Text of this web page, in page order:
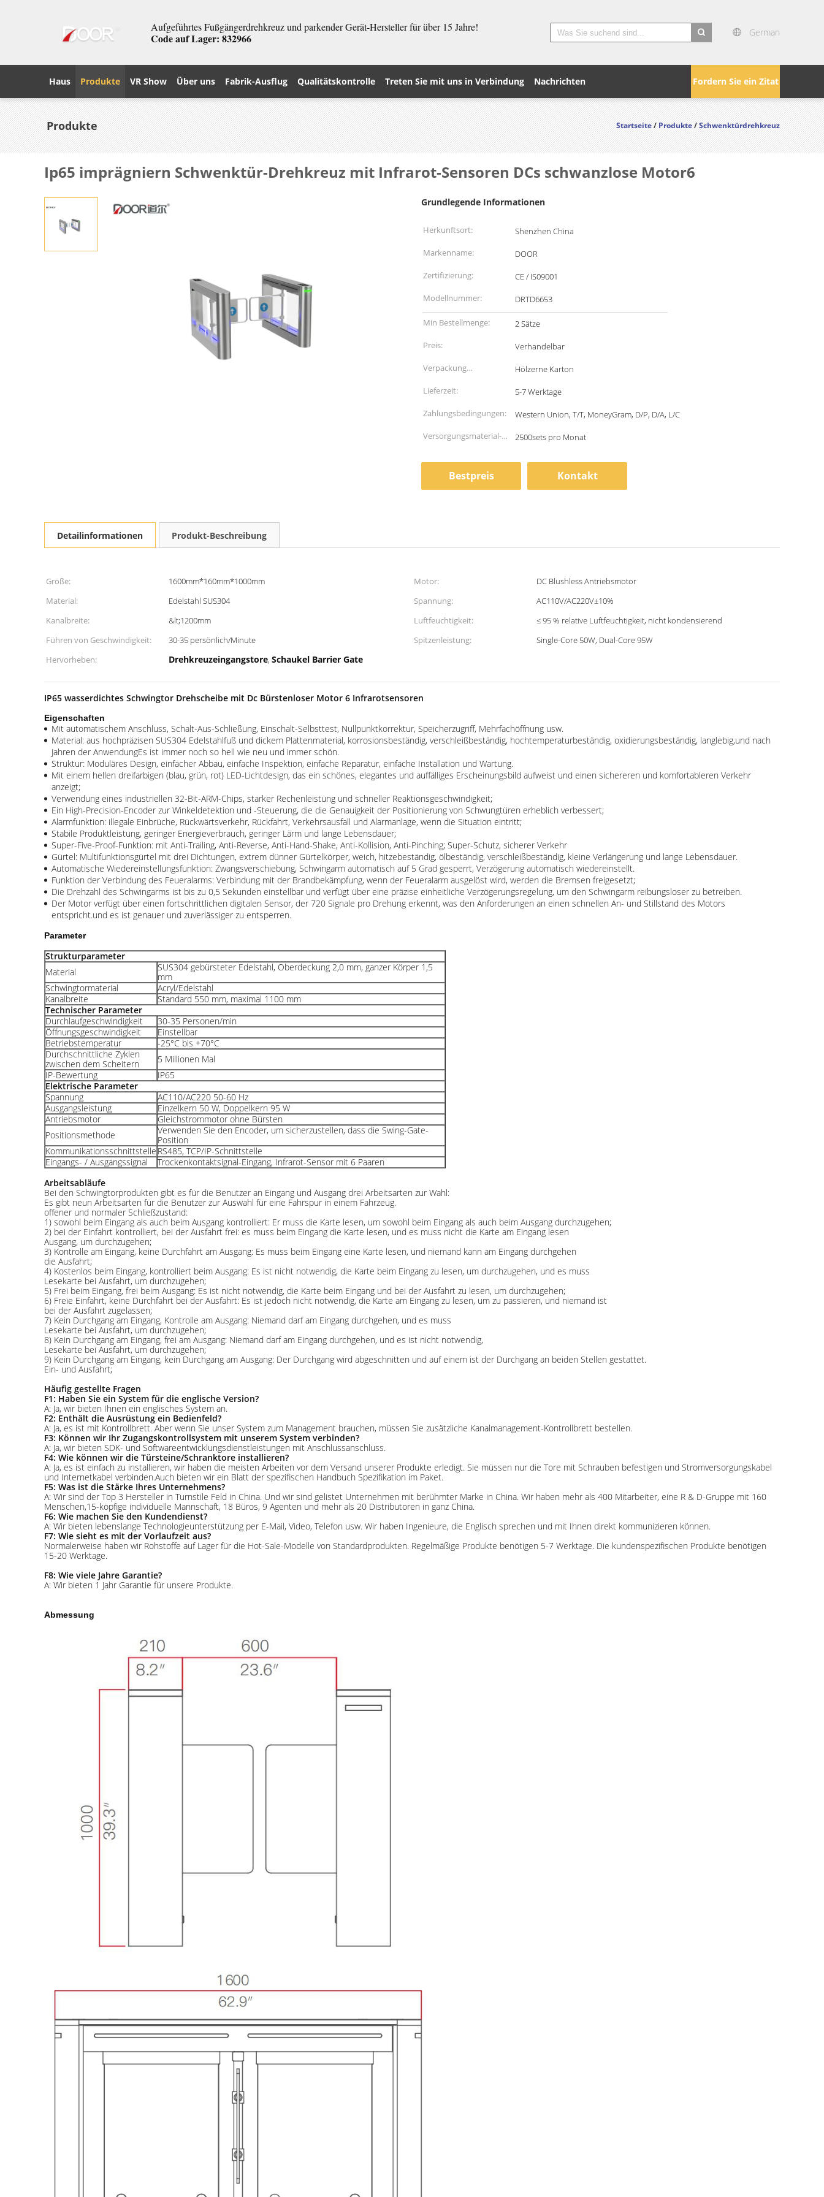
Aufgeführtes Fußgängerdrehkreuz und parkender Gerät-Hersteller für über 15 Jahre!
Code auf Lager: 832966 German
Fordern Sie ein Zitat
Haus Produkte VR Show Über uns Fabrik-Ausflug Qualitätskontrolle Treten Sie mit uns in Verbindung Nachrichten
Produkte Startseite/Produkte/Schwenktürdrehkreuz
Ip65 imprägniern Schwenktür-Drehkreuz mit Infrarot-Sensoren DCs schwanzlose Motor6
Grundlegende Informationen
Herkunftsort:
Shenzhen China
Markenname:
DOOR
Zertifizierung:
CE / IS09001
Modellnummer:
DRTD6653
Min Bestellmenge:
2 Sätze
Preis:
Verhandelbar
Verpackung
Informationen:
Hölzerne Karton
Lieferzeit:
5-7 Werktage
Zahlungsbedingungen:
Western Union, T/T, MoneyGram, D/P, D/A, L/C
Versorgungsmaterial-
2500sets pro Monat
Bestpreis Kontakt
Detailinformationen Produkt-Beschreibung
Größe: 1600mm*160mm*1000mm Motor:
DC Blushless Antriebsmotor
Material:
Edelstahl SUS304 Spannung:
AC110V/AC220V±10%
Kanalbreite:
&lt;1200mm Luftfeuchtigkeit:
≤ 95 % relative Luftfeuchtigkeit, nicht kondensierend
Führen von Geschwindigkeit:
30-35 persönlich/Minute Spitzenleistung:
Single-Core 50W, Dual-Core 95W
Hervorheben:
Drehkreuzeingangstore, Schaukel Barrier Gate
IP65 wasserdichtes Schwingtor Drehscheibe mit Dc Bürstenloser Motor 6 Infrarotsensoren
Eigenschaften
Mit automatischem Anschluss, Schalt-Aus-Schließung, Einschalt-Selbsttest, Nullpunktkorrektur, Speicherzugriff, Mehrfachöffnung usw.
Material: aus hochpräzisen SUS304 Edelstahlfuß und dickem Plattenmaterial, korrosionsbeständig, verschleißbeständig, hochtemperaturbeständig, oxidierungsbeständig, langlebig,und nach
Jahren der AnwendungEs ist immer noch so hell wie neu und immer schön.
Struktur: Moduläres Design, einfacher Abbau, einfache Inspektion, einfache Reparatur, einfache Installation und Wartung.
Mit einem hellen dreifarbigen (blau, grün, rot) LED-Lichtdesign, das ein schönes, elegantes und auffälliges Erscheinungsbild aufweist und einen sichereren und komfortableren Verkehr
anzeigt;
Verwendung eines industriellen 32-Bit-ARM-Chips, starker Rechenleistung und schneller Reaktionsgeschwindigkeit;
Ein High-Precision-Encoder zur Winkeldetektion und -Steuerung, die die Genauigkeit der Positionierung von Schwungtüren erheblich verbessert;
Alarmfunktion: illegale Einbrüche, Rückwärtsverkehr, Rückfahrt, Verkehrsausfall und Alarmanlage, wenn die Situation eintritt;
Stabile Produktleistung, geringer Energieverbrauch, geringer Lärm und lange Lebensdauer;
Super-Five-Proof-Funktion: mit Anti-Trailing, Anti-Reverse, Anti-Hand-Shake, Anti-Kollision, Anti-Pinching; Super-Schutz, sicherer Verkehr
Gürtel: Multifunktionsgürtel mit drei Dichtungen, extrem dünner Gürtelkörper, weich, hitzebeständig, ölbeständig, verschleißbeständig, kleine Verlängerung und lange Lebensdauer.
Automatische Wiedereinstellungsfunktion: Zwangsverschiebung, Schwingarm automatisch auf 5 Grad gesperrt, Verzögerung automatisch wiedereinstellt.
Funktion der Verbindung des Feueralarms: Verbindung mit der Brandbekämpfung, wenn der Feueralarm ausgelöst wird, werden die Bremsen freigesetzt;
Die Drehzahl des Schwingarms ist bis zu 0,5 Sekunden einstellbar und verfügt über eine präzise einheitliche Verzögerungsregelung, um den Schwingarm reibungsloser zu betreiben.
Der Motor verfügt über einen fortschrittlichen digitalen Sensor, der 720 Signale pro Drehung erkennt, was den Anforderungen an einen schnellen An- und Stillstand des Motors
entspricht.und es ist genauer und zuverlässiger zu entsperren.
Parameter
Strukturparameter
Material
SUS304 gebürsteter Edelstahl, Oberdeckung 2,0 mm, ganzer Körper 1,5
mm
Schwingtormaterial
Acryl/Edelstahl
Kanalbreite
Standard 550 mm, maximal 1100 mm
Technischer Parameter
Durchlaufgeschwindigkeit
30-35 Personen/min
Öffnungsgeschwindigkeit
Einstellbar
Betriebstemperatur
-25°C bis +70°C
Durchschnittliche Zyklen
zwischen dem Scheitern
5 Millionen Mal
IP-Bewertung
IP65
Elektrische Parameter
Spannung
AC110/AC220 50-60 Hz
Ausgangsleistung
Einzelkern 50 W, Doppelkern 95 W
Antriebsmotor
Gleichstrommotor ohne Bürsten
Positionsmethode
Verwenden Sie den Encoder, um sicherzustellen, dass die Swing-Gate-
Position
Kommunikationsschnittstelle RS485, TCP/IP-Schnittstelle
Eingangs- / Ausgangssignal
Trockenkontaktsignal-Eingang, Infrarot-Sensor mit 6 Paaren
Arbeitsabläufe
Bei den Schwingtorprodukten gibt es für die Benutzer an Eingang und Ausgang drei Arbeitsarten zur Wahl:
Es gibt neun Arbeitsarten für die Benutzer zur Auswahl für eine Fahrspur in einem Fahrzeug.
offener und normaler Schließzustand:
1) sowohl beim Eingang als auch beim Ausgang kontrolliert: Er muss die Karte lesen, um sowohl beim Eingang als auch beim Ausgang durchzugehen;
2) bei der Einfahrt kontrolliert, bei der Ausfahrt frei: es muss beim Eingang die Karte lesen, und es muss nicht die Karte am Eingang lesen
Ausgang, um durchzugehen;
3) Kontrolle am Eingang, keine Durchfahrt am Ausgang: Es muss beim Eingang eine Karte lesen, und niemand kann am Eingang durchgehen
die Ausfahrt;
4) Kostenlos beim Eingang, kontrolliert beim Ausgang: Es ist nicht notwendig, die Karte beim Eingang zu lesen, um durchzugehen, und es muss
Lesekarte bei Ausfahrt, um durchzugehen;
5) Frei beim Eingang, frei beim Ausgang: Es ist nicht notwendig, die Karte beim Eingang und bei der Ausfahrt zu lesen, um durchzugehen;
6) Freie Einfahrt, keine Durchfahrt bei der Ausfahrt: Es ist jedoch nicht notwendig, die Karte am Eingang zu lesen, um zu passieren, und niemand ist
bei der Ausfahrt zugelassen;
7) Kein Durchgang am Eingang, Kontrolle am Ausgang: Niemand darf am Eingang durchgehen, und es muss
Lesekarte bei Ausfahrt, um durchzugehen;
8) Kein Durchgang am Eingang, frei am Ausgang: Niemand darf am Eingang durchgehen, und es ist nicht notwendig,
Lesekarte bei Ausfahrt, um durchzugehen;
9) Kein Durchgang am Eingang, kein Durchgang am Ausgang: Der Durchgang wird abgeschnitten und auf einem ist der Durchgang an beiden Stellen gestattet.
Ein- und Ausfahrt;
Häufig gestellte Fragen
F1: Haben Sie ein System für die englische Version?
A: Ja, wir bieten Ihnen ein englisches System an.
F2: Enthält die Ausrüstung ein Bedienfeld?
A: Ja, es ist mit Kontrollbrett. Aber wenn Sie unser System zum Management brauchen, müssen Sie zusätzliche Kanalmanagement-Kontrollbrett bestellen.
F3: Können wir Ihr Zugangskontrollsystem mit unserem System verbinden?
A: Ja, wir bieten SDK- und Softwareentwicklungsdienstleistungen mit Anschlussanschluss.
F4: Wie können wir die Türsteine/Schranktore installieren?
A: Ja, es ist einfach zu installieren, wir haben die meisten Arbeiten vor dem Versand unserer Produkte erledigt. Sie müssen nur die Tore mit Schrauben befestigen und Stromversorgungskabel
und Internetkabel verbinden.Auch bieten wir ein Blatt der spezifischen Handbuch Spezifikation im Paket.
F5: Was ist die Stärke Ihres Unternehmens?
A: Wir sind der Top 3 Hersteller in Turnstile Feld in China. Und wir sind gelistet Unternehmen mit berühmter Marke in China. Wir haben mehr als 400 Mitarbeiter, eine R & D-Gruppe mit 160
Menschen,15-köpfige individuelle Mannschaft, 18 Büros, 9 Agenten und mehr als 20 Distributoren in ganz China.
F6: Wie machen Sie den Kundendienst?
A: Wir bieten lebenslange Technologieunterstützung per E-Mail, Video, Telefon usw. Wir haben Ingenieure, die Englisch sprechen und mit Ihnen direkt kommunizieren können.
F7: Wie sieht es mit der Vorlaufzeit aus?
Normalerweise haben wir Rohstoffe auf Lager für die Hot-Sale-Modelle von Standardprodukten. Regelmäßige Produkte benötigen 5-7 Werktage. Die kundenspezifischen Produkte benötigen
15-20 Werktage.
F8: Wie viele Jahre Garantie?
A: Wir bieten 1 Jahr Garantie für unsere Produkte.
Abmessung